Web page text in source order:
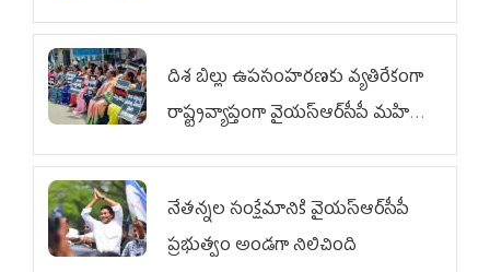
దిశ బిల్లు ఉపసంహరణకు వ్యతిరేకంగా
రాష్ట్రవ్యాప్తంగా వైయ‌స్ఆర్‌సీపీ మహిళా
విభాగం ఆందోళనలు
నేతన్నల సంక్షేమానికి వైయ‌స్ఆర్‌సీపీ
ప్రభుత్వం అండగా నిలిచింది